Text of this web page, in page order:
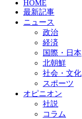
HOME
最新記事
ニュース
政治
経済
国際・日本
北朝鮮
社会・文化
スポーツ
オピニオン
社説
コラム